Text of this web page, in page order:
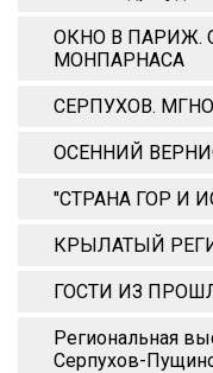
ОКНО В ПАРИЖ.
МОНПАРНАСА
СЕРПУХОВ.
ОСЕННИЙ
"СТРАНА ГОР И
КРЫЛАТЫЙ
ГОСТИ ИЗ
Региональная
Серпухов-